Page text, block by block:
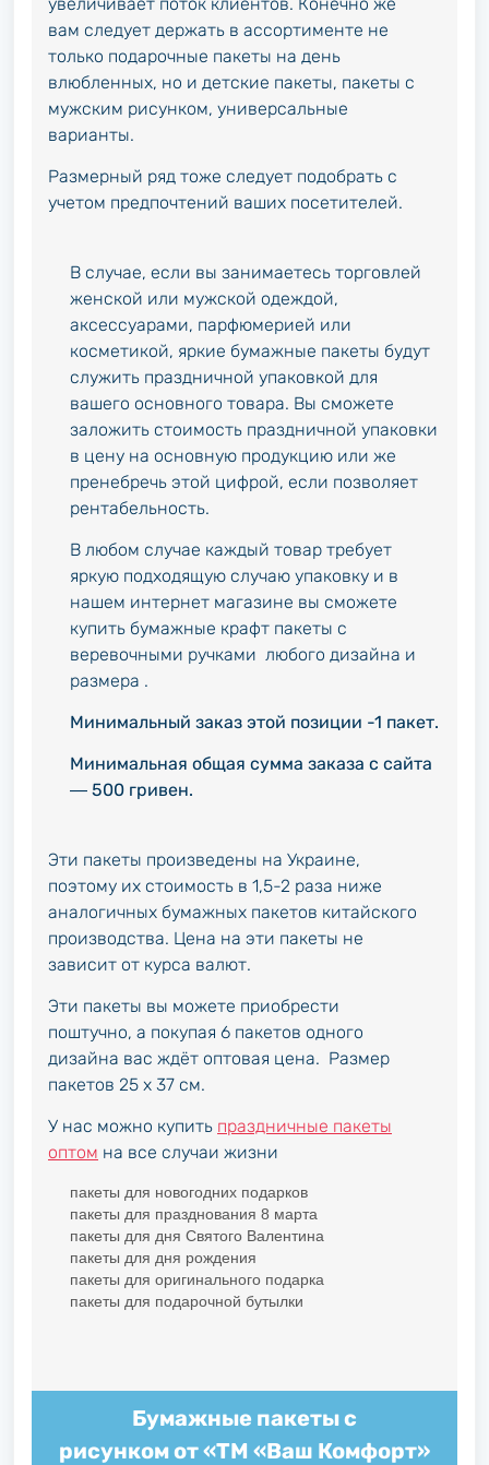
вам следует держать в ассортименте не
только подарочные пакеты на день
влюбленных, но и детские пакеты, пакеты с
мужским рисунком, универсальные
варианты.
Размерный ряд тоже следует подобрать с
учетом предпочтений ваших посетителей.
В случае, если вы занимаетесь торговлей
женской или мужской одеждой,
аксессуарами, парфюмерией или
косметикой, яркие бумажные пакеты будут
служить праздничной упаковкой для
вашего основного товара. Вы сможете
заложить стоимость праздничной упаковки
в цену на основную продукцию или же
пренебречь этой цифрой, если позволяет
рентабельность.
В любом случае каждый товар требует
яркую подходящую случаю упаковку и в
нашем интернет магазине вы сможете
купить бумажные крафт пакеты с
веревочными ручками любого дизайна и
размера .
Минимальный заказ этой позиции -1 пакет.
Минимальная общая сумма заказа с сайта
― 500 гривен.
Эти пакеты произведены на Украине,
поэтому их стоимость в 1,5-2 раза ниже
аналогичных бумажных пакетов китайского
производства. Цена на эти пакеты не
зависит от курса валют.
Эти пакеты вы можете приобрести
поштучно, а покупая 6 пакетов одного
дизайна вас ждёт оптовая цена. Размер
пакетов 25 х 37 см.
У нас можно купить праздничные пакеты
оптом на все случаи жизни
пакеты для новогодних подарков
пакеты для празднования 8 марта
пакеты для дня Святого Валентина
пакеты для дня рождения
пакеты для оригинального подарка
пакеты для подарочной бутылки
Бумажные пакеты с
рисунком от «ТМ «Ваш Комфорт»